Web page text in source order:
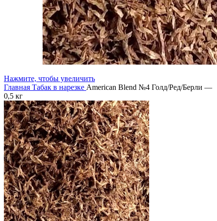
Нажмите, чтобы увеличить
Главная Табак в нарезке American Blend №4 Голд/Ред/Берли —
0,5 кг